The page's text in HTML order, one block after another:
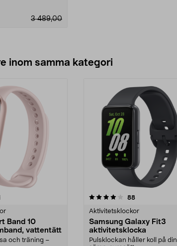
3 489,00
inom samma kategori
Band 10
vattentätt
och träning –
5 stjärnor 88recensioner
Aktivitetsklockor
Samsung Galaxy Fit3
aktivitetsklocka
Pulsklockan håller koll på din
4.5 av 5 stjärnor